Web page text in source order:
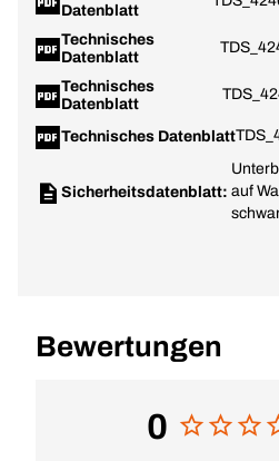
Datenblatt
Technisches
Datenblatt
Technisches
Datenblatt
Technisches Datenblatt
Sicherheitsdatenblatt: auf
Bewertungen
0